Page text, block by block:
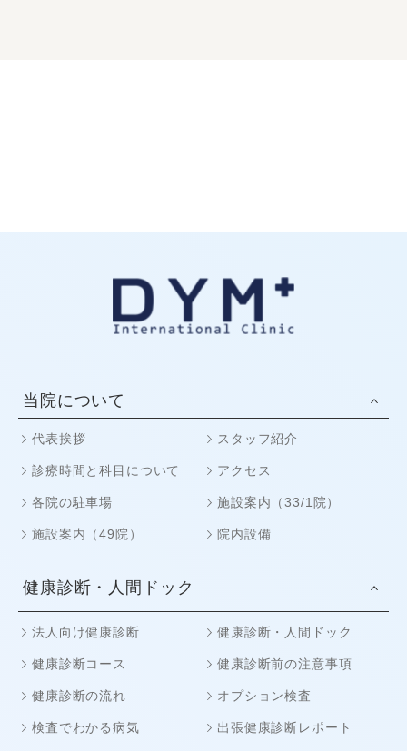
当院について
代表挨拶 スタッフ紹介
診療時間と科目について アクセス
各院の駐車場 施設案内（33/1院）
施設案内（49院） 院内設備
健康診断・人間ドック
法人向け健康診断 健康診断・人間ドック
健康診断コース 健康診断前の注意事項
健康診断の流れ オプション検査
検査でわかる病気 出張健康診断レポート